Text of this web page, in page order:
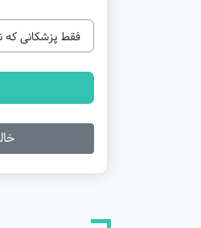
فقط پزشکانی که